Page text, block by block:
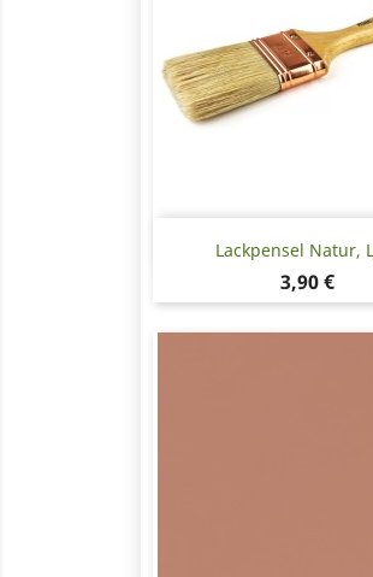
Lackpensel Natur,
Pris
3,90 €
Snabbvy